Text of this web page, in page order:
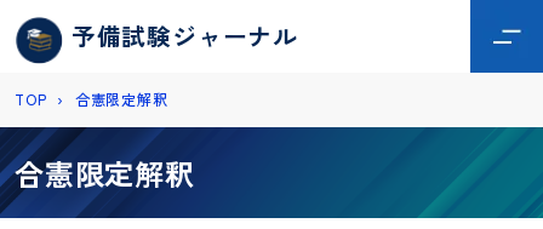
予備試験ジャーナル
TOP › 合憲限定解釈
合憲限定解釈